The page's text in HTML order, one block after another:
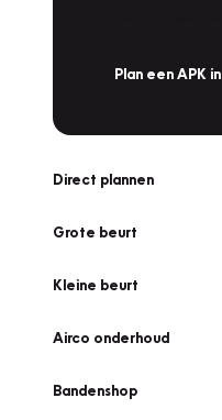
Plan een APK in
Direct plannen
Grote beurt
Kleine beurt
Airco onderhoud
Bandenshop